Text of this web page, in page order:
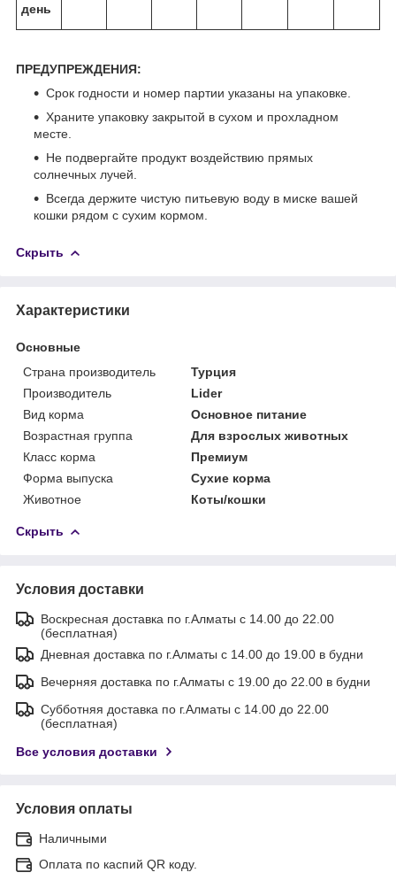
день
ПРЕДУПРЕЖДЕНИЯ:
Срок годности и номер партии указаны на упаковке.
Храните упаковку закрытой в сухом и прохладном
месте.
Не подвергайте продукт воздействию прямых
солнечных лучей.
Всегда держите чистую питьевую воду в миске вашей
кошки рядом с сухим кормом.
Скрыть
Характеристики
Основные
Страна производитель
Турция
Производитель
Lider
Вид корма
Основное питание
Возрастная группа
Для взрослых животных
Класс корма
Премиум
Форма выпуска
Сухие корма
Животное
Коты/кошки
Скрыть
Условия доставки
Воскресная доставка по г.Алматы с 14.00 до 22.00
(бесплатная)
Дневная доставка по г.Алматы с 14.00 до 19.00 в будни
Вечерняя доставка по г.Алматы с 19.00 до 22.00 в будни
Субботняя доставка по г.Алматы с 14.00 до 22.00
(бесплатная)
Все условия доставки
Условия оплаты
Наличными
Оплата по каспий QR коду.